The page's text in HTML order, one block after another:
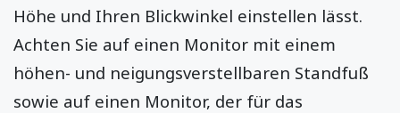
Höhe und Ihren Blickwinkel einstellen lässt.
Achten Sie auf einen Monitor mit einem
höhen- und neigungsverstellbaren Standfuß
sowie auf einen Monitor, der für das